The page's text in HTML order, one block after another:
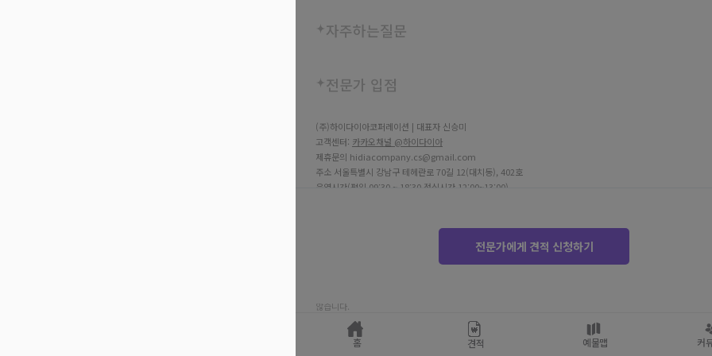
전문가에게 견적 신청하기
자주하는질문
전문가 입점
(주)하이다이아코퍼레이션 | 대표자 신승미
고객센터: 카카오채널 @하이다이아
제휴문의 hidiacompany.cs@gmail.com
주소 서울특별시 강남구 테헤란로 70길 12(대치동), 402호
운영시간(평일 09:30 ~ 18:30 점심시간 12:00~13:00)
호스팅사업자 Amazon Web Service (AWS)
않습니다.
copyright © HIDIA
홈 견적 예물맵 커